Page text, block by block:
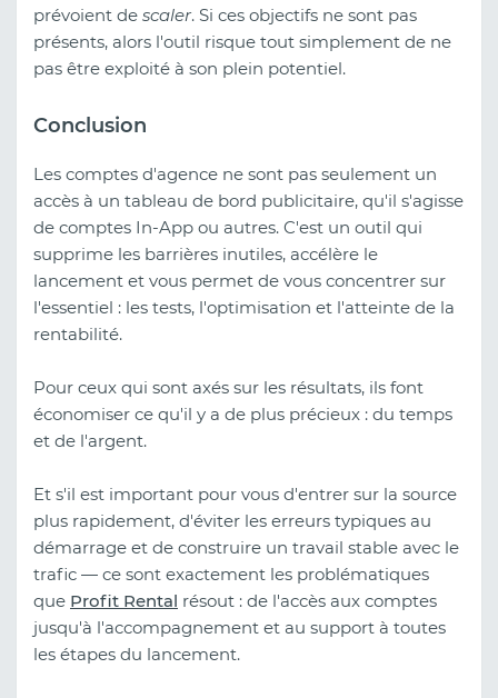
prévoient de scaler. Si ces objectifs ne sont pas
présents, alors l'outil risque tout simplement de ne
pas être exploité à son plein potentiel.
Conclusion
Les comptes d'agence ne sont pas seulement un
accès à un tableau de bord publicitaire, qu'il s'agisse
de comptes In-App ou autres. C'est un outil qui
supprime les barrières inutiles, accélère le
lancement et vous permet de vous concentrer sur
l'essentiel : les tests, l'optimisation et l'atteinte de la
rentabilité.
Pour ceux qui sont axés sur les résultats, ils font
économiser ce qu'il y a de plus précieux : du temps
et de l'argent.
Et s'il est important pour vous d'entrer sur la source
plus rapidement, d'éviter les erreurs typiques au
démarrage et de construire un travail stable avec le
trafic — ce sont exactement les problématiques
que Profit Rental résout : de l'accès aux comptes
jusqu'à l'accompagnement et au support à toutes
les étapes du lancement.